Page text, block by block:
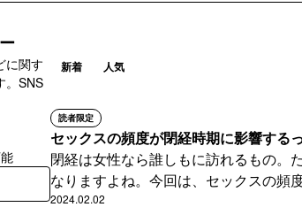
に関す
。SNS
新着 人気
読者限定
セックスの頻度が閉経時期に影響する
閉経は女性なら誰しもに訪れるもの。
なりますよね。今回は、セックスの頻
2024.02.02